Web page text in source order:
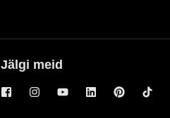
Jälgi meid